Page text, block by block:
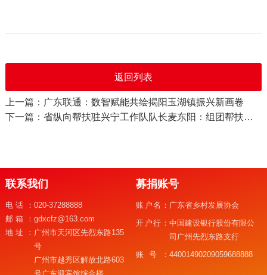
返回列表
上一篇：广东联通：数智赋能共绘揭阳玉湖镇振兴新画卷
下一篇：省纵向帮扶驻兴宁工作队队长麦东阳：组团帮扶显担当，凝心聚力促发展
联系我们
电话： 020-37288888
邮箱： gdxcfz@163.com
地址： 广州市天河区先烈东路135
号
广州市越秀区解放北路603
募捐账号
账户名： 广东省乡村发展协会
开户行：中国建设银行股份有限公
司广州先烈东路支行
账号：44001490209059688888